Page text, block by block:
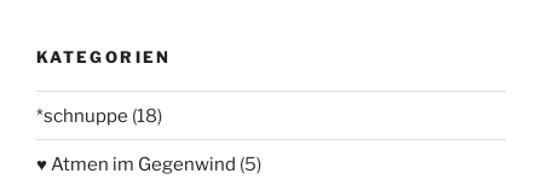
KATEGORIEN
*schnuppe (18)
♥ Atmen im Gegenwind (5)